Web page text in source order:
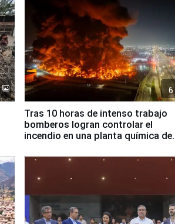
6
Tras 10 horas de intenso trabajo
bomberos logran controlar el
incendio en una planta química de